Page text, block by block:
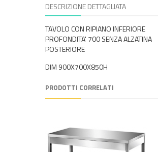
DESCRIZIONE DETTAGLIATA
TAVOLO CON RIPIANO INFERIORE
PROFONDITA' 700 SENZA ALZATINA
POSTERIORE
DIM 900X700X850H
PRODOTTI CORRELATI